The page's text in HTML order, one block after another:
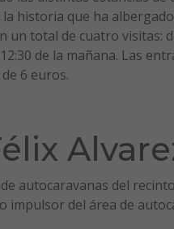
historia que ha
un total de cuatro visitas:
de la mañana. Las
6 euros.
autocaravanas del
impulsor del área de